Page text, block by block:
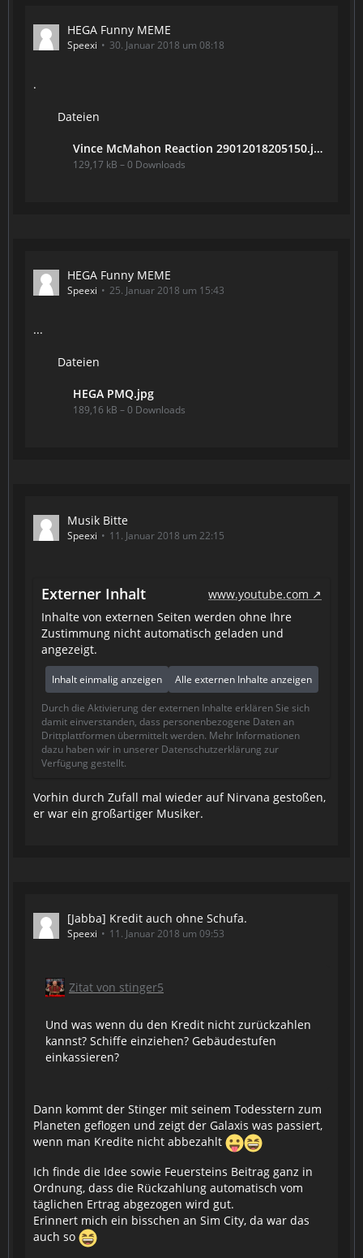
HEGA Funny MEME
Speexi 30. Januar 2018 um 08:18
.
Dateien
Vince McMahon Reaction 29012018205150.jpg
129,17 kB – 0 Downloads
HEGA Funny MEME
Speexi 25. Januar 2018 um 15:43
...
Dateien
HEGA PMQ.jpg
189,16 kB – 0 Downloads
Musik Bitte
Speexi 11. Januar 2018 um 22:15
Externer Inhalt
www.youtube.com
Inhalte von externen Seiten werden ohne Ihre
Zustimmung nicht automatisch geladen und
angezeigt.
Inhalt einmalig anzeigen Alle externen Inhalte anzeigen
Durch die Aktivierung der externen Inhalte erklären Sie sich
damit einverstanden, dass personenbezogene Daten an
Drittplattformen übermittelt werden. Mehr Informationen
dazu haben wir in unserer Datenschutzerklärung zur
Verfügung gestellt.
Vorhin durch Zufall mal wieder auf Nirvana gestoßen,
er war ein großartiger Musiker.
[Jabba] Kredit auch ohne Schufa.
Speexi 11. Januar 2018 um 09:53
Zitat von stinger5
Und was wenn du den Kredit nicht zurückzahlen
kannst? Schiffe einziehen? Gebäudestufen
einkassieren?
Dann kommt der Stinger mit seinem Todesstern zum
Planeten geflogen und zeigt der Galaxis was passiert,
wenn man Kredite nicht abbezahlt
Ich finde die Idee sowie Feuersteins Beitrag ganz in
Ordnung, dass die Rückzahlung automatisch vom
täglichen Ertrag abgezogen wird gut.
Erinnert mich ein bisschen an Sim City, da war das
auch so